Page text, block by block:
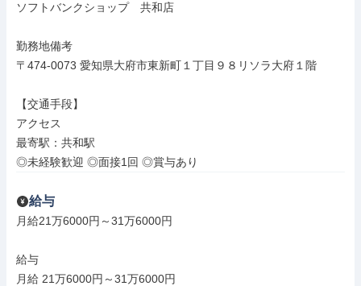
ソフトバンクショップ　共和店
勤務地備考
〒474-0073 愛知県大府市東新町１丁目９８リソラ大府１階
【交通手段】
アクセス
最寄駅：共和駅
◎未経験歓迎 ◎面接1回 ◎賞与あり
給与
月給21万6000円～31万6000円
給与
月給 21万6000円～31万6000円